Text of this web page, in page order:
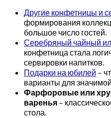
Другие конфетницы и
формирования
большое число гостей.
Серебряный чайный
конфетница стала
сервировки напитков.
Подарки на юбилей –
варианты для
Фарфоровые или
варенья –
стола.